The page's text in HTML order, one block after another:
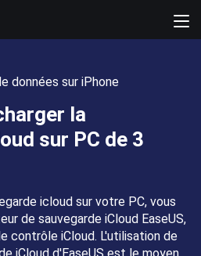
données sur iPhone
la
sur PC de 3
icloud sur votre PC, vous
de sauvegarde iCloud EaseUS,
contrôle iCloud. L'utilisation de